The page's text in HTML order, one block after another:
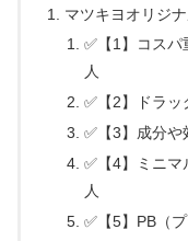
マツキヨオリジ
✅【1】コス
人
✅【2】ドラ
✅【3】成分や
✅【4】ミニ
人
✅【5】PB（